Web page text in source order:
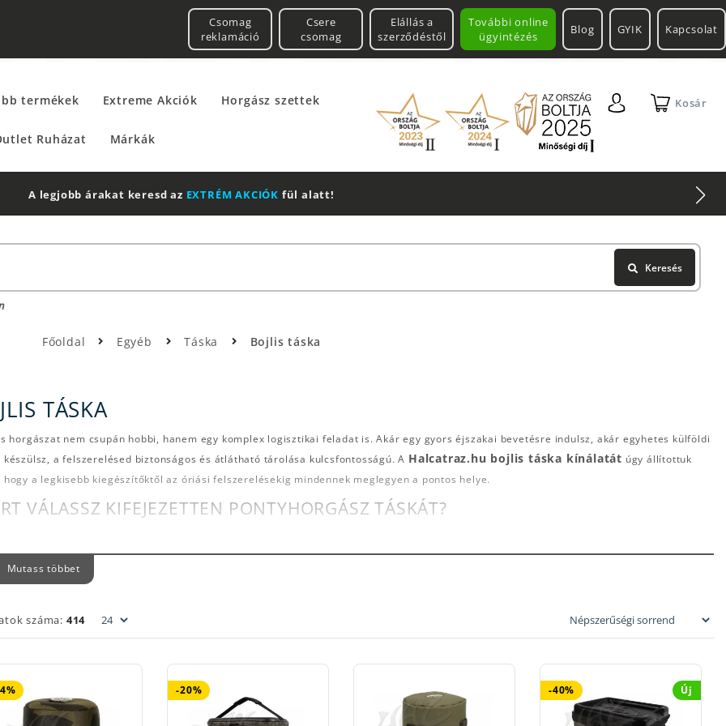
További online
ügyintézés
Csomag
reklamáció
Csere
csomag
Elállás a
szerződéstől
Blog GYIK Kapcsolat
termékek Extreme Akciók Horgász szettek
Ruházat Márkák
Kosár
Leatherman
Keresés
Főoldal Egyéb Táska Bojlis táska
TÁSKA
horgászat nem csupán hobbi, hanem egy komplex logisztikai feladat is. Akár egy gyors éjszakai bevetésre indulsz, akár egyhetes külföldi
a felszerelésed biztonságos és átlátható tárolása kulcsfontosságú. A Halcatraz.hu bojlis táska kínálatát úgy állítottuk
hogy a legkisebb kiegészítőktől az óriási felszerelésekig mindennek meglegyen a pontos helye.
VÁLASSZ KIFEJEZETTEN PONTYHORGÁSZ TÁSKÁT?
Box) igazodik.
felépítés:
teherbírás:A pontyozó felszerelés súlyos lehet. Megerősített aljzat, strapabíró cipzárak és párnázott
garantálják, hogy a táska ne hagyjon cserben.
anyagok:A hajnali pára vagy egy hirtelen zivatar sem tehet kárt az értékes elektromos kapásjelzőidben
ruházatodban.
A HALCATRAZ KÍNÁLATÁBAN
Mutass többet
száma: 414
-20% -40% Új